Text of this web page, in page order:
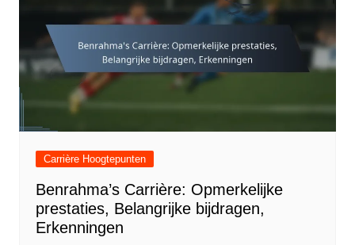
Carrière Hoogtepunten
Benrahma’s Carrière: Opmerkelijke
prestaties, Belangrijke bijdragen,
Erkenningen